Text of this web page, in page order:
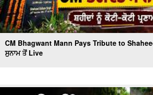
CM Bhagwant Mann Pays Tribute to
ਸੁਨਾਮ ਤੋਂ Live